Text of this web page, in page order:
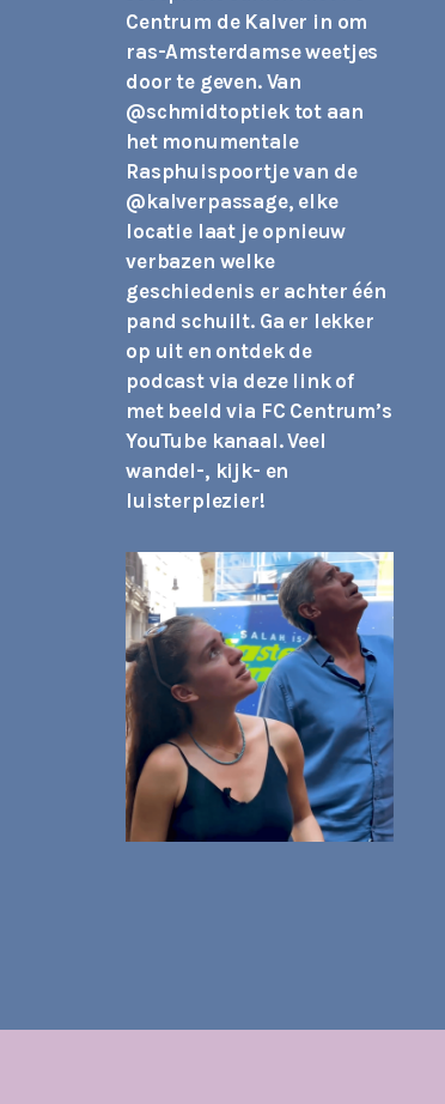
Centrum de Kalver in om
ras-Amsterdamse weetjes
door te geven. Van
@schmidtoptiektot aan
het monumentale
Rasphuispoortje van de
@kalverpassage, elke
locatie laat je opnieuw
verbazen welke
geschiedenis er achter één
pand schuilt. Ga er lekker
op uit en ontdek de
podcast via deze link of
met beeld via FC Centrum’s
YouTube kanaal. Veel
wandel-, kijk- en
luisterplezier!